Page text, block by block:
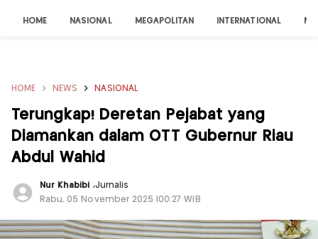
HOME NASIONAL MEGAPOLITAN INTERNATIONAL
HOME NEWS NASIONAL
Terungkap! Deretan Pejabat yang
Diamankan dalam OTT Gubernur Riau
Abdul Wahid
Nur Khabibi ,Jurnalis
Rabu, 05 November 2025 |00:27 WIB